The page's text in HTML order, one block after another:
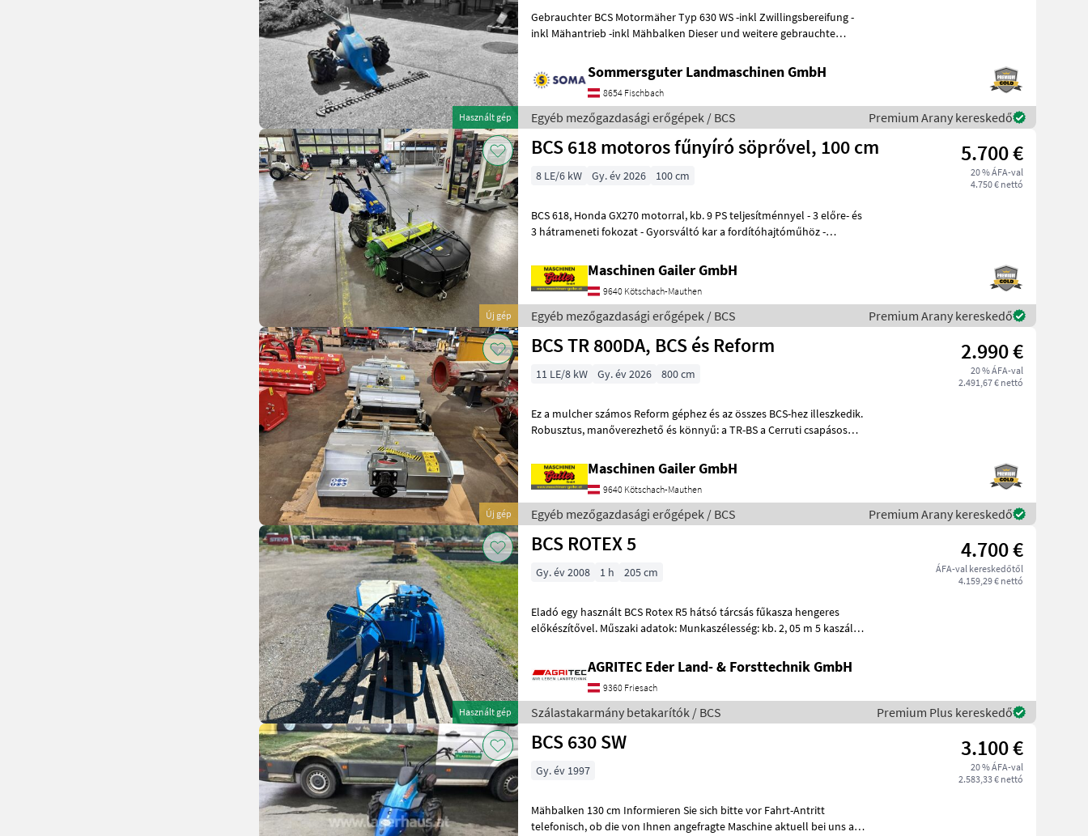
Használt gép
Gebrauchter BCS Motormäher Typ 630 WS -inkl Zwillingsbereifung -
inkl Mähantrieb -inkl Mähbalken Dieser und weitere gebrauchte
Sommersguter Landmaschinen GmbH
8654 Fischbach
Egyéb mezőgazdasági erőgépek / BCS Premium Arany kereskedő
Új gép
BCS 618 motoros fűnyíró söprővel, 100 cm 5.700 €
20 % ÁFA-val
4.750 € nettó
8 LE/6 kW Gy. év 2026 100 cm
BCS 618, Honda GX270 motorral, kb. 9 PS teljesítménnyel - 3 előre- és
3 hátrameneti fokozat - Gyorsváltó kar a fordítóhajtóműhöz -
Maschinen Gailer GmbH
9640 Kötschach-Mauthen
Egyéb mezőgazdasági erőgépek / BCS Premium Arany kereskedő
Új gép
BCS TR 800DA, BCS és Reform 2.990 €
20 % ÁFA-val
2.491,67 € nettó
11 LE/8 kW Gy. év 2026 800 cm
Ez a mulcher számos Reform géphez és az összes BCS-hez illeszkedik.
Robusztus, manőverezhető és könnyű: a TR-BS a Cerruti csapásos
Maschinen Gailer GmbH
9640 Kötschach-Mauthen
Egyéb mezőgazdasági erőgépek / BCS Premium Arany kereskedő
Használt gép
BCS ROTEX 5 4.700 €
ÁFA-val kereskedőtől
4.159,29 € nettó
Gy. év 2008 1 h 205 cm
Eladó egy használt BCS Rotex R5 hátsó tárcsás fűkasza hengeres
előkészítővel. Műszaki adatok: Munkaszélesség: kb. 2, 05 m 5 kaszáló
AGRITEC Eder Land- & Forsttechnik GmbH
9360 Friesach
Szálastakarmány betakarítók / BCS Premium Plus kereskedő
BCS 630 SW 3.100 €
20 % ÁFA-val
2.583,33 € nettó
Gy. év 1997
Mähbalken 130 cm Informieren Sie sich bitte vor Fahrt-Antritt
telefonisch, ob die von Ihnen angefragte Maschine aktuell bei uns am